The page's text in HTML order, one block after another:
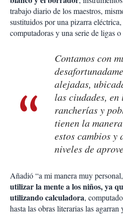
trabajo diario de los maestros,
sustituidos por una pizarra
computadoras y una serie de ligas
Contamos con
alejadas,
las ciudades, en
rancherías y
tienen la
estos cambios y
niveles de
Añadió “a mi manera muy personal,
utilizar la mente a los niños, ya
utilizando calculadora,
hasta las obras literarias las agarran